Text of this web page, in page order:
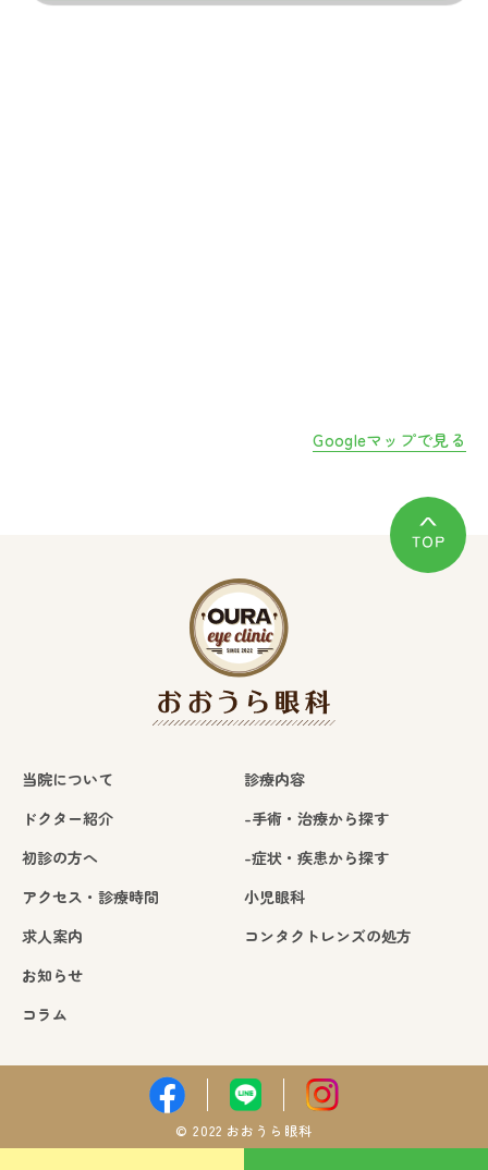
Googleマップで見る
当院について
ドクター紹介
初診の方へ
アクセス・診療時間
求人案内
お知らせ
コラム
診療内容
-手術・治療から探す
-症状・疾患から探す
小児眼科
コンタクトレンズの処方
© 2022 おおうら眼科